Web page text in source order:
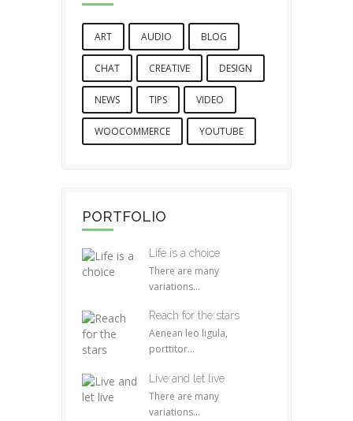
ART AUDIO BLOG
CHAT CREATIVE DESIGN
NEWS TIPS VIDEO
WOOCOMMERCE YOUTUBE
PORTFOLIO
Life is a choice
There are many
variations...
Reach for the stars
Aenean leo ligula,
porttitor...
Live and let live
There are many
variations...